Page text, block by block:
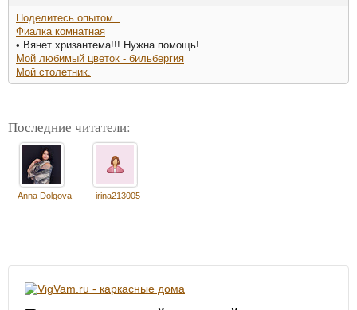
Поделитесь опытом..
Фиалка комнатная
• Вянет хризантема!!! Нужна помощь!
Мой любимый цветок - бильбергия
Мой столетник.
Последние читатели:
Anna Dolgova irina213005